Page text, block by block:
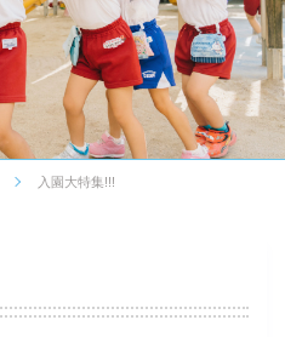
入園大特集!!!